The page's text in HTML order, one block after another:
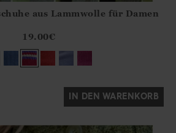
?? ""
Ja Nein
aus Lammwolle für Damen
19.00€
IN DEN WARENKORB